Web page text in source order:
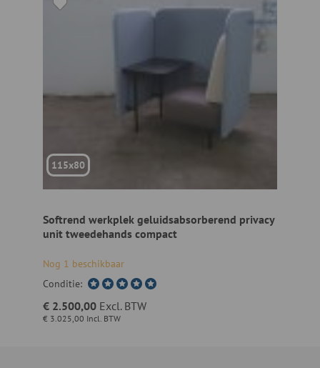
115x80
Softrend werkplek geluidsabsorberend privacy
unit tweedehands compact
Nog 1 beschikbaar
Conditie:
€ 3.025,00 Incl. BTW
€ 2.500,00 Excl. BTW